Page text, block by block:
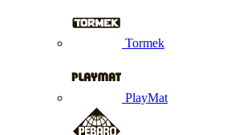
Tormek
PlayMat